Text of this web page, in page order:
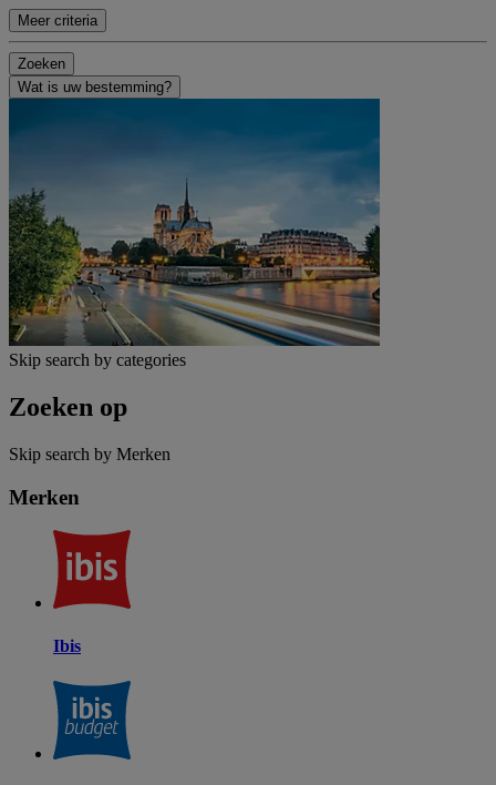
Meer criteria
Zoeken
Wat is uw bestemming?
Skip search by categories
Zoeken op
Skip search by Merken
Merken
Ibis